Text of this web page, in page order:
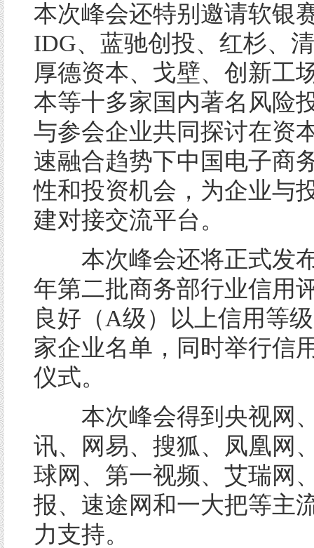
本次峰会还特别邀请软银
IDG、蓝驰创投、红杉、
厚德资本、戈壁、创新工
本等十多家国内著名风险
与参会企业共同探讨在资
速融合趋势下中国电子商
性和投资机会，为企业与
建对接交流平台。
本次峰会还将正式发布
年第二批商务部行业信用
良好（A级）以上信用等
家企业名单，同时举行信
仪式。
本次峰会得到央视网
讯、网易、搜狐、凤凰网
球网、第一视频、艾瑞网
报、速途网和一大把等主
力支持。